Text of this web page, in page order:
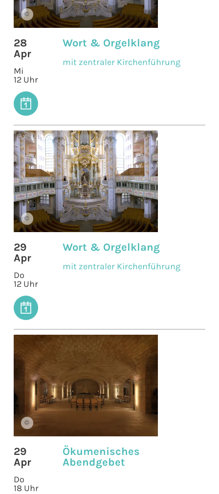
©
28
Apr
Mi
12 Uhr
Wort & Orgelklang
mit zentraler Kirchenführung
©
29
Apr
Do
12 Uhr
Wort & Orgelklang
mit zentraler Kirchenführung
©
29
Apr
Do
18 Uhr
Ökumenisches
Abendgebet